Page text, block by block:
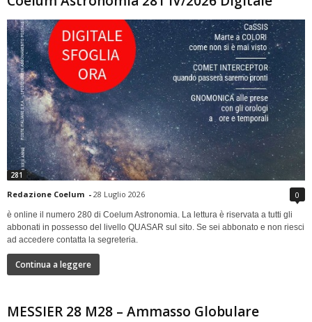
281
Redazione Coelum - 28 Luglio 2026 0
è online il numero 280 di Coelum Astronomia. La lettura è riservata a tutti gli
abbonati in possesso del livello QUASAR sul sito. Se sei abbonato e non riesci
ad accedere contatta la segreteria.
Continua a leggere
MESSIER 28 M28 – Ammasso Globulare